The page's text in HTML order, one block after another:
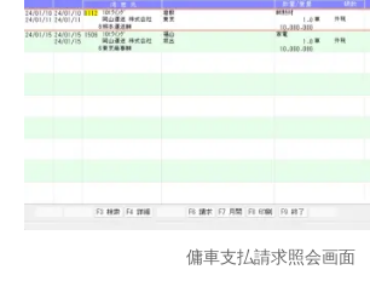
傭車支払請求照会画面